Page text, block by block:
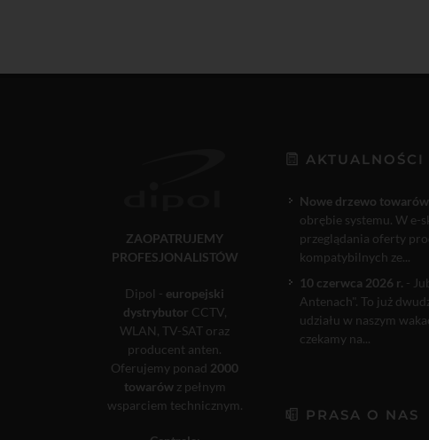
ZAOPATRUJEMY
PROFESJONALISTÓW
Dipol - europejski
dystrybutor CCTV,
WLAN, TV-SAT oraz
producent anten.
Oferujemy ponad 2000
towarówz pełnym
wsparciem technicznym.
AKTUALNOŚCI
Nowe drzewo
obrębie systemu. W e-
przeglądania oferty
kompatybilnych ze...
10 czerwca 2026 r. -
Antenach". To już
udziału w naszym
czekamy na...
PRASA O NAS